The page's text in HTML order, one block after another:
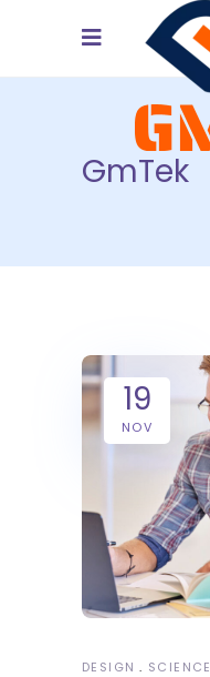
GmTek
19
NOV
DESIGN SCIENCE